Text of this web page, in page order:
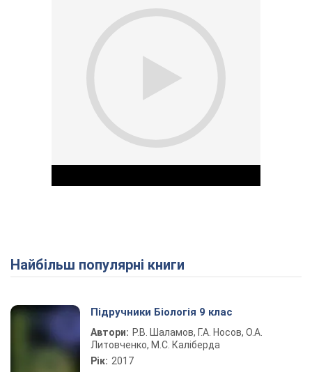
Play Video
Найбільш популярні книги
Підручники Біологія 9 клас
Автори: Р.В. Шаламов, Г.А. Носов, О.А.
Литовченко, М.С. Каліберда
Рік: 2017